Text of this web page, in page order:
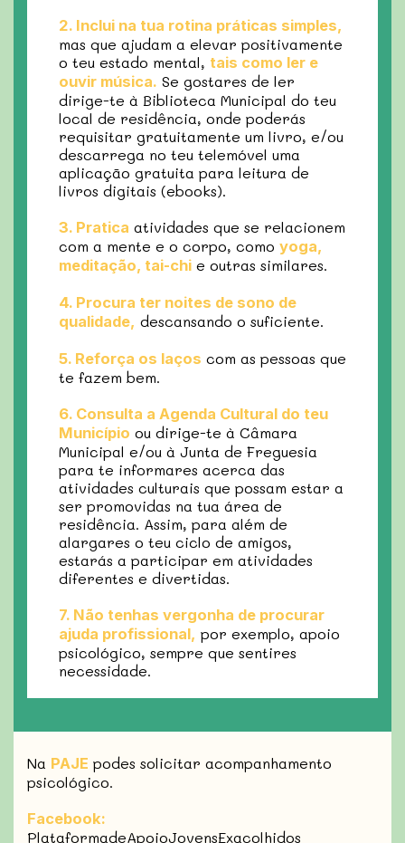
2. Inclui na tua rotina práticas simples,
mas que ajudam a elevar positivamente
o teu estado mental, tais como ler e
ouvir música. Se gostares de ler
dirige-te à Biblioteca Municipal do teu
local de residência, onde poderás
requisitar gratuitamente um livro, e/ou
descarrega no teu telemóvel uma
aplicação gratuita para leitura de
livros digitais (ebooks).
3. Pratica atividades que se relacionem
com a mente e o corpo, como yoga,
meditação, tai-chi e outras similares.
4. Procura ter noites de sono de
qualidade, descansando o suficiente.
5. Reforça os laços com as pessoas que
te fazem bem.
6. Consulta a Agenda Cultural do teu
Município ou dirige-te à Câmara
Municipal e/ou à Junta de Freguesia
para te informares acerca das
atividades culturais que possam estar a
ser promovidas na tua área de
residência. Assim, para além de
alargares o teu ciclo de amigos,
estarás a participar em atividades
diferentes e divertidas.
7. Não tenhas vergonha de procurar
ajuda profissional, por exemplo, apoio
psicológico, sempre que sentires
necessidade.
Na PAJE podes solicitar acompanhamento
psicológico.
Facebook:
PlataformadeApoioJovensExacolhidos